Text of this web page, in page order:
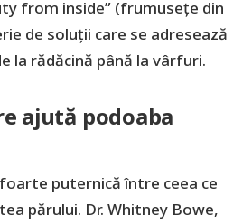
from inside” (frumusețe din
de soluții care se adresează
la rădăcină până la vârfuri.
ajută podoaba
puternică între ceea ce
părului. Dr. Whitney Bowe,